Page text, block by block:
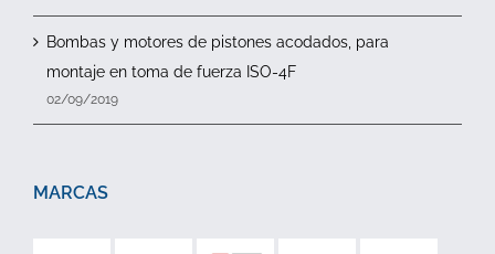
Bombas y motores de pistones acodados, para
montaje en toma de fuerza ISO-4F
02/09/2019
MARCAS